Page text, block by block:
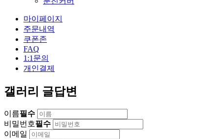
마이페이지
주문내역
쿠폰존
FAQ
1:1문의
개인결제
갤러리 글답변
이름필수
비밀번호필수
이메일